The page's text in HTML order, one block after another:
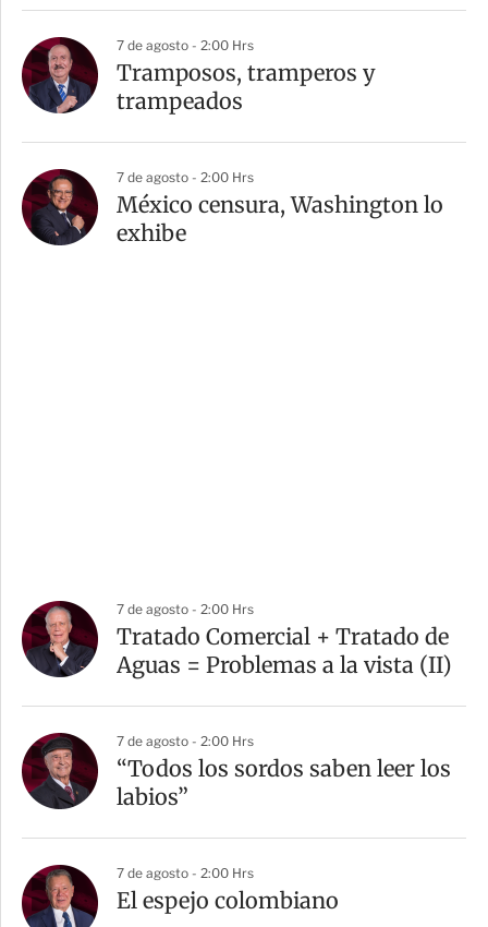
7 de agosto - 2:00 Hrs
Tramposos, tramperos y
trampeados
7 de agosto - 2:00 Hrs
México censura, Washington lo
exhibe
7 de agosto - 2:00 Hrs
Tratado Comercial + Tratado de
Aguas = Problemas a la vista (II)
7 de agosto - 2:00 Hrs
“Todos los sordos saben leer los
labios”
7 de agosto - 2:00 Hrs
El espejo colombiano